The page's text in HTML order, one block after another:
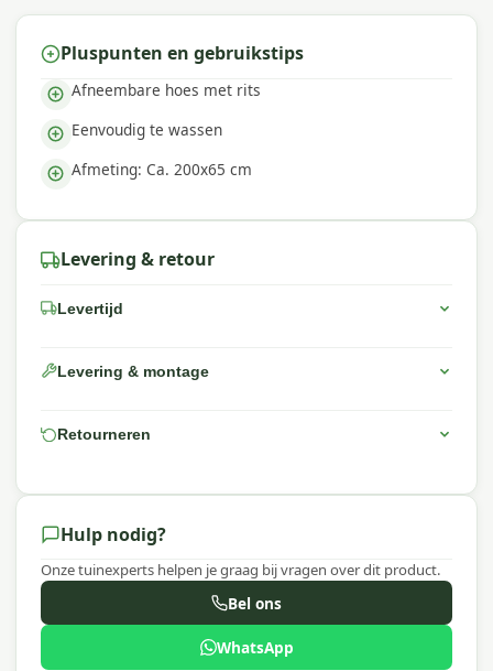
Pluspunten en gebruikstips
Afneembare hoes met rits
Eenvoudig te wassen
Afmeting: Ca. 200x65 cm
Levering & retour
Levertijd
Levering & montage
Retourneren
Hulp nodig?
Onze tuinexperts helpen je graag bij vragen over dit product.
Bel ons
WhatsApp